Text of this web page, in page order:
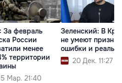
За февраль
России
менее
территории
Мар. 21:40
Зеленский: В
не умеют
ошибки и
20 Дек. 11:27